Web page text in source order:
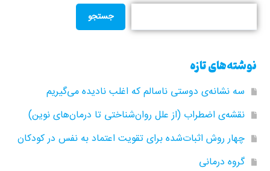
جستجو
نوشته‌های تازه
سه نشانه‌ی دوستی ناسالم که اغلب نادیده می‌گیریم
نقشه‌ی اضطراب (از علل روان‌شناختی تا درمان‌های نوین)
چهار روش اثبات‌شده برای تقویت اعتماد به نفس در کودکان
گروه‌ درمانی